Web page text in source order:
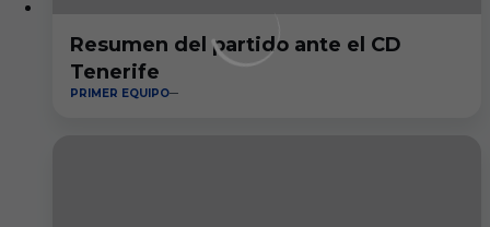
Resumen del partido ante el CD
Tenerife
PRIMER EQUIPO